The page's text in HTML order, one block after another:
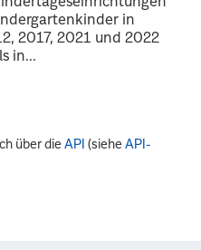
in
2017, 2021 und 2022
in...
über dieAPI (sieheAPI-